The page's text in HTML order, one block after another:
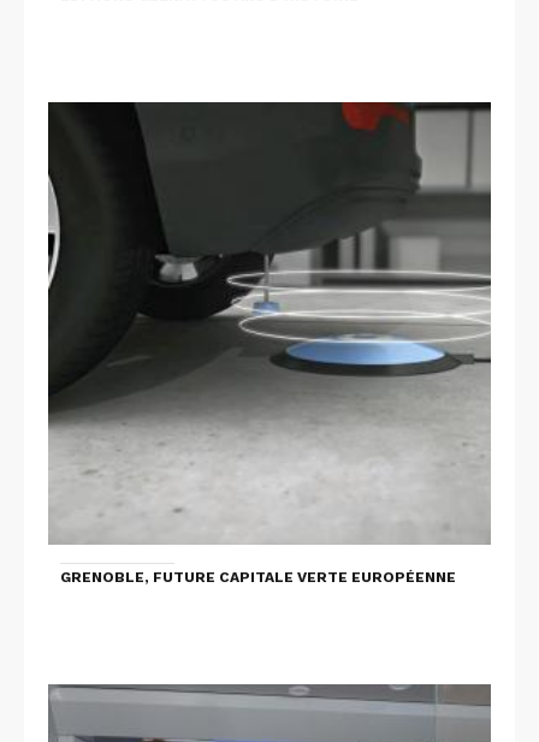
GRENOBLE, FUTURE CAPITALE VERTE EUROPÉENNE